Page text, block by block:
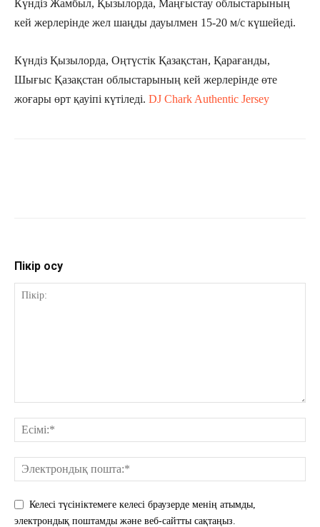
Күндіз Жамбыл, Қызылорда, Маңғыстау облыстарының
кей жерлерінде жел шаңды дауылмен 15-20 м/с күшейеді.
Күндіз Қызылорда, Оңтүстік Қазақстан, Қарағанды,
Шығыс Қазақстан облыстарының кей жерлерінде өте
жоғары өрт қауіпі күтіледі. DJ Chark Authentic Jersey
Пікір қосу
Келесі түсініктемеге келесі браузерде менің атымды,
электрондық поштамды және веб-сайтты сақтаңыз.